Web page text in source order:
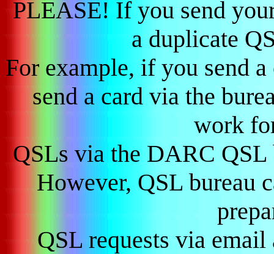
PLEASE! If you send
a duplicate
For example, if you send
send a card via the
work
QSLs via the DARC QSL
However, QSL bureau
QSL requests via